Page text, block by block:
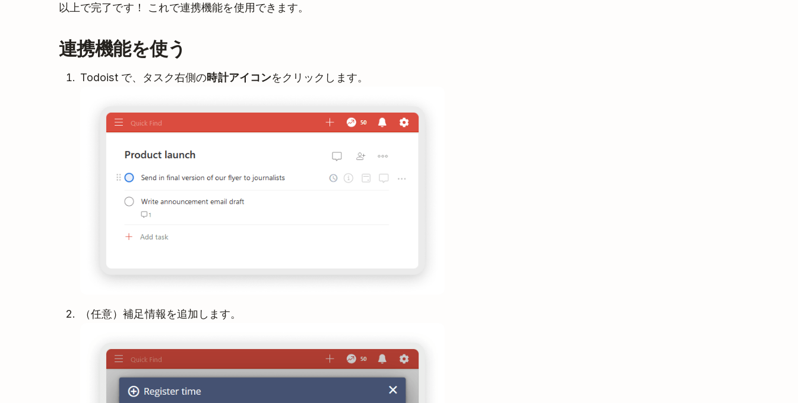
以上で完了です！ これで連携機能を使用できます。
連携機能を使う
Todoist で、タスク右側の時計アイコンをクリックします。
（任意）補足情報を追加します。